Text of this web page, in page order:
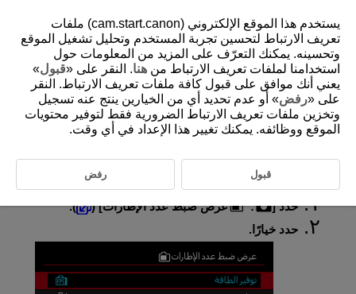
D388-116
عرض معدل الإطار
يمكنك ضبط معدل إطارات العرض لشاشة التصوير أثناء التقاط الصور الثابتة.
عالٍ للعرض.
حدد [ : عرض ضبط عدد الإطارات] (
).
حدد خيارًا.
يستخدم هذا الموقع الإلكتروني (cam.start.canon) ملفات
تعريف الارتباط لتحسين تجربة المستخدم وتحليل تشغيل الموقع
وتحسينه. يمكنك التعرّف على المزيد من المعلومات حول
استخدامنا لملفات تعريف الارتباط من هنا. النقر على «قبول»
يعني أنك موافق على قبول كافة ملفات تعريف الارتباط. النقر
على «رفض» أو عدم تحديد أي من الخيارين ينتج عنه تسجيل
وتخزين ملفات تعريف الارتباط الضرورية فقط لتوفير محتويات
الموقع ووظائفه. يمكنك تغيير هذا الإعداد في أي وقت.
قبول رفض